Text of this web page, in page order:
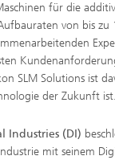
für die
von bis
SLM Solutions ist
der Zukunft ist.
Industries (DI)
mit seinem